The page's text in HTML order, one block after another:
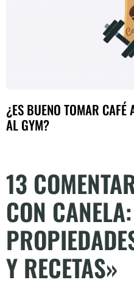
¿ES BUENO TOMAR CAFÉ
AL GYM?
13
CON CANELA:
Y RECETAS»